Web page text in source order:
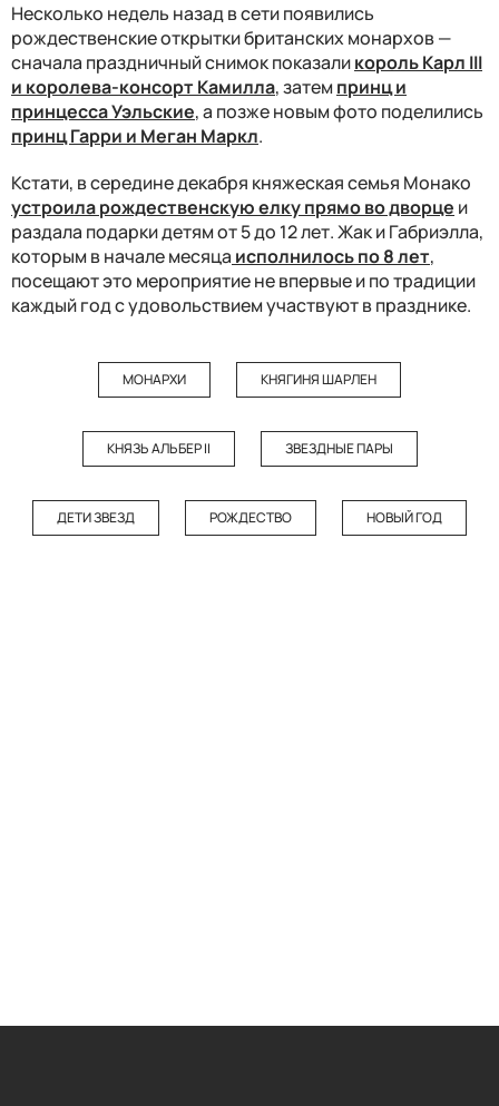
Несколько недель назад в сети появились
рождественские открытки британских монархов —
сначала праздничный снимок показаликороль Карл III
и королева-консорт Камилла, затемпринц и
принцесса Уэльские, а позже новым фото поделились
принц Гарри и Меган Маркл.
Кстати, в середине декабря княжеская семья Монако
устроила рождественскую елку прямо во дворце и
раздала подарки детям от 5 до 12 лет. Жак и Габриэлла,
которым в начале месяца исполнилось по 8 лет,
посещают это мероприятие не впервые и по традиции
каждый год с удовольствием участвуют в празднике.
МОНАРХИ КНЯГИНЯ ШАРЛЕН
КНЯЗЬ АЛЬБЕР II ЗВЕЗДНЫЕ ПАРЫ
ДЕТИ ЗВЕЗД РОЖДЕСТВО НОВЫЙ ГОД